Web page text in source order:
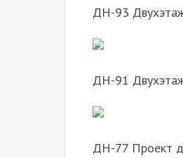
ДН-93
ДН-91
ДН-77 Проект